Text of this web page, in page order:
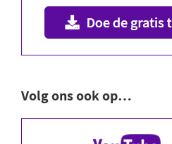
Volg ons ook op…